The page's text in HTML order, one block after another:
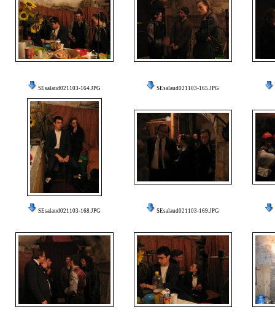
SEsalaud021103-164.JPG SEsalaud021103-165.JPG
SEsalaud021103-168.JPG SEsalaud021103-169.JPG